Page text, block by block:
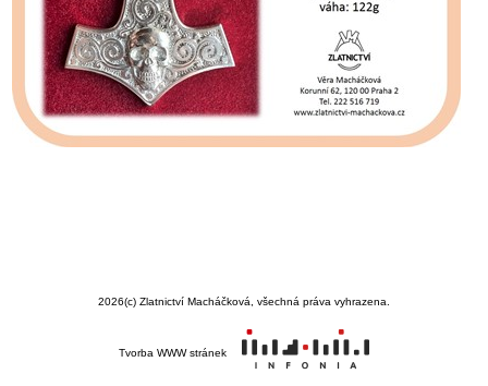
2026(c) Zlatnictví Macháčková, všechná práva vyhrazena.
Tvorba WWW stránek